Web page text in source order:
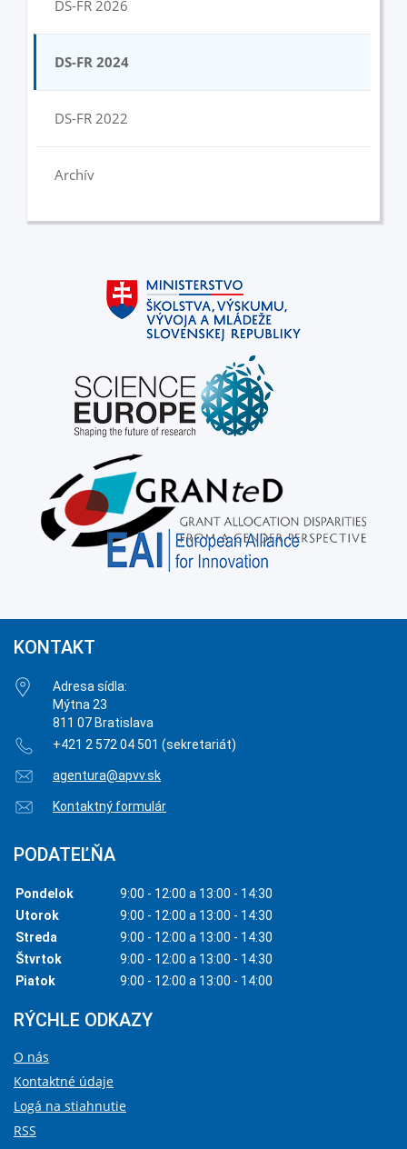
DS-FR 2026
DS-FR 2024
DS-FR 2022
Archív
KONTAKT
Adresa sídla:
Mýtna 23
811 07 Bratislava
+421 2 572 04 501 (sekretariát)
agentura@apvv.sk
Kontaktný formulár
PODATEĽŇA
Pondelok
9:00 - 12:00 a 13:00 - 14:30
Utorok
9:00 - 12:00 a 13:00 - 14:30
Streda
9:00 - 12:00 a 13:00 - 14:30
Štvrtok
9:00 - 12:00 a 13:00 - 14:30
Piatok
9:00 - 12:00 a 13:00 - 14:00
RÝCHLE ODKAZY
O nás
Kontaktné údaje
Logá na stiahnutie
RSS